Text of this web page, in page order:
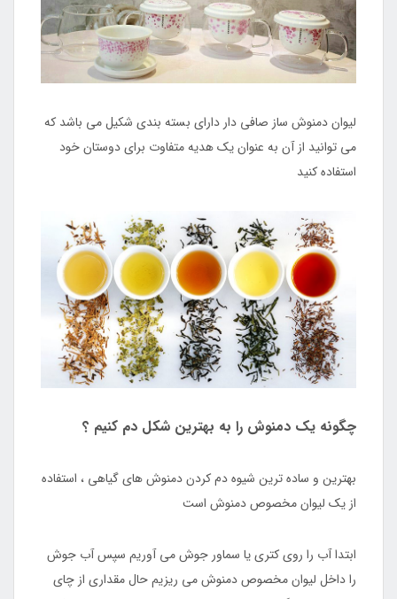
لیوان دمنوش ساز صافی دار دارای بسته بندی شکیل می باشد که
می توانید از آن به عنوان یک هدیه متفاوت برای دوستان خود
استفاده کنید
چگونه یک دمنوش را به بهترین شکل دم کنیم ؟
بهترین و ساده ترین شیوه دم کردن دمنوش های گیاهی ، استفاده
از یک لیوان مخصوص دمنوش است
ابتدا آب را روی کتری یا سماور جوش می آوریم سپس آب جوش
را داخل لیوان مخصوص دمنوش می ریزیم حال مقداری از چای